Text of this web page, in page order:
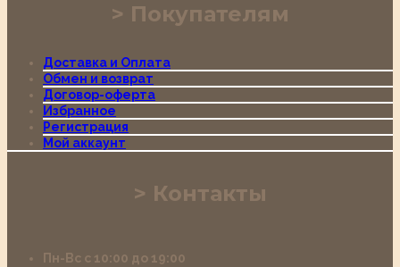
Покупателям
Доставка и Оплата
Обмен и возврат
Договор-оферта
Избранное
Регистрация
Мой аккаунт
Контакты
Пн-Вс с 10:00 до 19:00